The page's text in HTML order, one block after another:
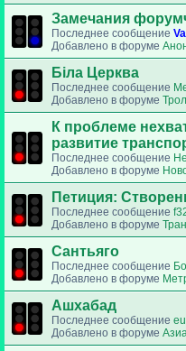
Замечания
Последнее сообщение
Добавлено в форуме
Біла Церква
Последнее сообщение
Добавлено в форуме
К проблеме
развитие
Последнее сообщение
Добавлено в форуме
Петиция:
Последнее сообщение
Добавлено в форуме
Сантьяго
Последнее сообщение
Добавлено в форуме
Ашхабад
Последнее сообщение
Добавлено в форуме